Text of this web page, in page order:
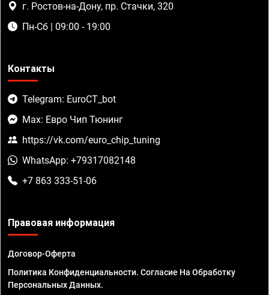
г. Ростов-на-Дону, пр. Стачки, 320
Пн-Сб | 09:00 - 19:00
Контакты
Telegram: EuroCT_bot
Max: Евро Чип Тюнинг
https://vk.com/euro_chip_tuning
WhatsApp: +79317082148
+7 863 333-51-06
Правовая информация
Договор-Оферта
Политика Конфиденциальности. Согласие На Обработку
Персональных Данных.